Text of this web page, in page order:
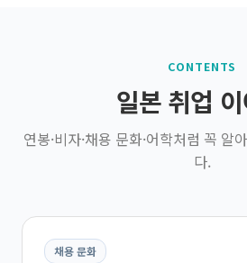
CONTENTS
일본 취업
연봉·비자·채용 문화·어학처럼 꼭 알
다.
채용 문화